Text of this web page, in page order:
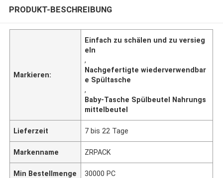
PRODUKT-BESCHREIBUNG
Markieren:
Einfach zu schälen und zu versieg
eln
,
Nachgefertigte wiederverwendbar
e Spültasche
,
Baby-Tasche Spülbeutel Nahrungs
mittelbeutel
Lieferzeit 7 bis 22 Tage
Markenname ZRPACK
Min Bestellmenge 30000 PC